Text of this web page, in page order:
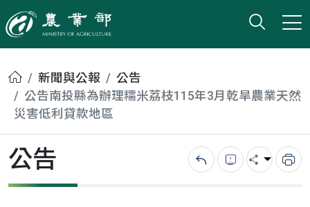
農業部
打開
小版
首頁新聞與公報
公告
公告南投縣為辦理糯米荔枝115年3月乾旱農業天然
災害低利貸款地區
公告 回上一頁錯誤回報
分享 列